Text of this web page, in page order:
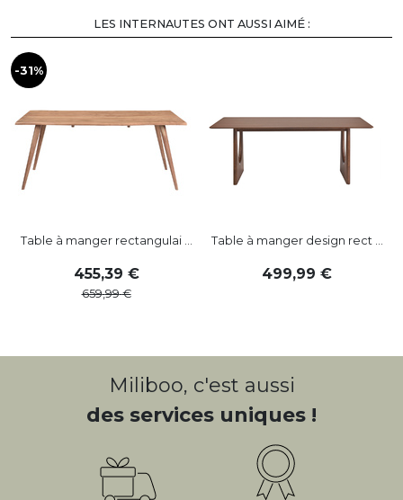
LES INTERNAUTES ONT AUSSI AIMÉ :
-31%
Table à manger rectangulai ...
455,39
659,99
Table à manger design rect ...
499,99
Miliboo, c'est aussi
des services uniques !